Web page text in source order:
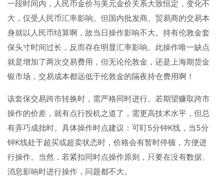
一段时间内，人民币金价与美元金价关系大致恒定，变化不
大，仅受人民币汇率影响。但国内批发商、贸易商的交易本
身就以人民币结算啊，故当日操作影响不大。持有伦敦金套
保头寸时间过长，反而存在明显汇率影响。此操作唯一缺点
就是增加了两次交易费用，但无论伦敦金，还是上海期货金
银市场，交易成本都远低于伦敦金的隔夜持仓费用啊！
该套保交易跨市转换时，需严格同时进行。若期望赚取跨市
操作的价差，就有点行投机之道了，需更高技术水平，但总
有弄巧成拙时。具体操作时点建议：可盯5分钟K线，当5分
钟K线处于超买或超卖状态时，价格会有暂时停顿，方便进
行操作。当然，若紧扣同时点操作原则，只要在没有数据、
消息影响时进行操作，问题都不大。